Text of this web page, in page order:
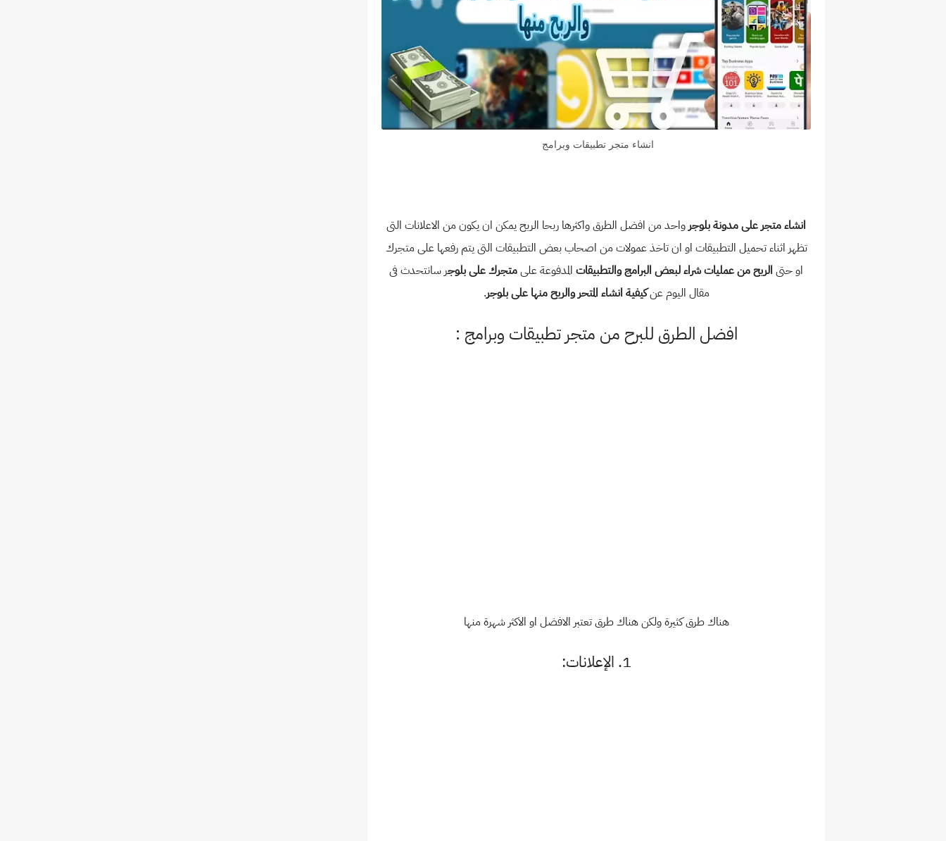
انشاء متجر تطبيقات وبرامج
انشاء متجر على مدونة بلوجرواحد من افضل الطرق واكثرها ربحا الربح يمكن ان يكون من الاعلانات التى
تظهر اثناء تحميل التطبيقات او ان تاخذ عمولات من اصحاب بعض التطبيقات التى يتم رفعها على متجرك
او حتى الربح من عمليات شراء لبعض البرامج والتطبيقات المدفوعة علىمتجرك على بلوجر سانتحدث فى
مقال اليوم عنكيفية انشاء المتحر والربح منها على بلوجر.
افضل الطرق للبرح من متجر تطبيقات وبرامج :
هناك طرق كثيرة ولكن هناك طرق تعتبر الافضل او الاكثر شهرة منها
1. الإعلانات: